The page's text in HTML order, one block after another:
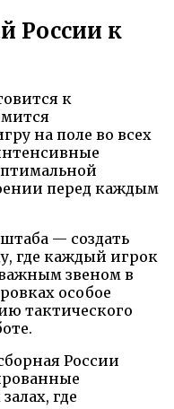
России к
к
на поле во всех
перед каждым
— создать
где каждый игрок
звеном в
особое
тактического
России
где